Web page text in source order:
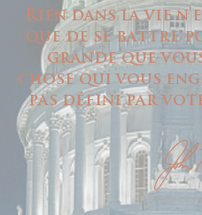
Rien dans la vie
que de se battre
grande que
chose qui vous
pas défini par